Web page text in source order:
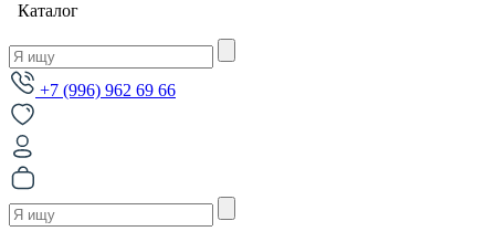
Каталог
+7 (996) 962 69 66